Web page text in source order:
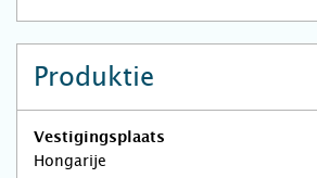
Produktie
Vestigingsplaats
Hongarije